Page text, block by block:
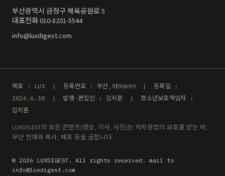
부산광역시 금정구 체육공원로 5
대표전화 010-8201-5544
info@luxdigest.com
제호 : LUX | 등록번호 : 부산,아00690 | 등록일 :
2026.6.18 | 발행·편집인 : 김지훈 | 청소년보호책임자 :
김지훈
LUXDIGEST의 모든 콘텐츠(영상, 기사, 사진)는 저작권법의 보호를 받는 바,
무단 전재와 복사, 배포 등을 금합니다.
© 2026 LUXDIGEST. All rights reserved. mail to
info@luxdigest.com